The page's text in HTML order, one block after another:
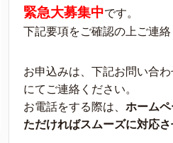
緊急大募集中です。
下記要項をご確認の上ご連絡
お申込みは、下記お問い合
にてご連絡ください。
お電話をする際は、 ホーム
ただければスムーズに対応